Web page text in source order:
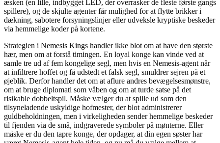
æsken (en lille, indbygget LED, der overrasker de fleste første gangs
spillere), og de skjulte agenter får mulighed for at flytte brikker i
dækning, sabotere forsyningslinjer eller udveksle kryptiske beskeder
via hemmelige koder på kortene.
Strategien i Nemesis Kings handler ikke blot om at have den største
hær, men om at forstå timingen. En loyal konge kan vinde ved at
samle tre ud af fem kongelige segl, men hvis en Nemesis-agent når
at infiltrere hoffet og få udstedt et falsk segl, smuldrer sejren på et
øjeblik. Derfor handler det om at aflure andres bevægelsesmønstre,
om at bruge diplomati som våben og om at turde satse på det
risikable dobbeltspil. Måske vælger du at spille ud som den
tilsyneladende uskyldige hofmester, der blot administrerer
guldbeholdningen, men i virkeligheden sender hemmelige beskeder
til fjenden via de små, indgraverede symboler på mønterne. Eller
måske er du den tapre konge, der opdager, at din egen søster har